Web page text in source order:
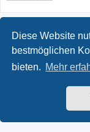
Diese Website
bestmöglichen
bieten. Mehr
© Copyright